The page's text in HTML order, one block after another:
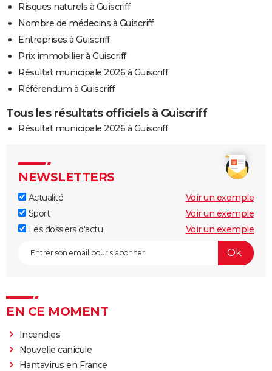
Risques naturels à Guiscriff
Nombre de médecins à Guiscriff
Entreprises à Guiscriff
Prix immobilier à Guiscriff
Résultat municipale 2026 à Guiscriff
Référendum à Guiscriff
Tous les résultats officiels à Guiscriff
Résultat municipale 2026 à Guiscriff
NEWSLETTERS
Actualité
Voir un exemple
Sport
Voir un exemple
Les dossiers d'actu
Voir un exemple
EN CE MOMENT
Incendies
Nouvelle canicule
Hantavirus en France